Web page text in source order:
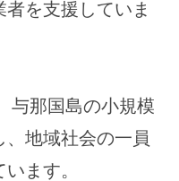
を支援していま
与那国島の小規模
地域社会の一員
ます。